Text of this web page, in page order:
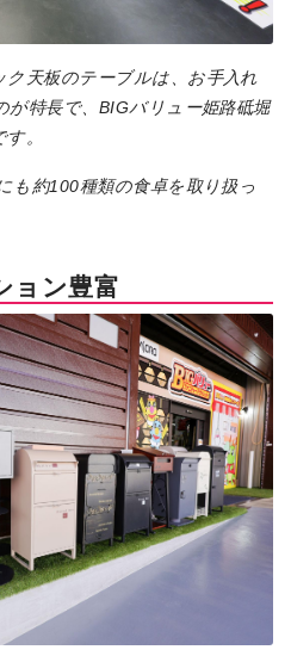
天板のテーブルは、お手入れ
が特長で、BIGバリュー姫路砥堀
。
も約100種類の食卓を取り扱っ
ョン豊富